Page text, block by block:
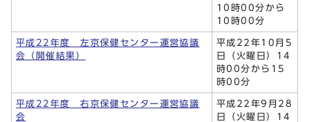
10時00分から
10時00分
平成22年度 左京保健センター運営協議
会（開催結果）
平成22年10月5
日（火曜日）14
時00分から15
時00分
平成22年度 右京保健センター運営協議
会
平成22年9月28
日（火曜日）14